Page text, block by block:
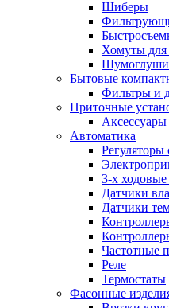
Шиберы
Хомуты для
Бытовые
Фильтры и
Приточные
Автоматика
Регуляторы
3-х
Датчики
Датчики
Частотные
Реле
Термостаты
Фасонные